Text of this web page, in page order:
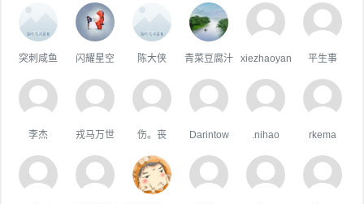
突刺咸鱼 闪耀星空 陈大侠 青菜豆腐汁 xiezhaoyan 平生事
李杰 戎马万世 伤。丧 Darintow .nihao rkema